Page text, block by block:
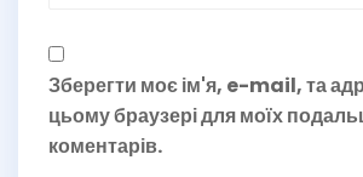
Зберегти моє ім'я, e-mail, та
цьому браузері для моїх
коментарів.